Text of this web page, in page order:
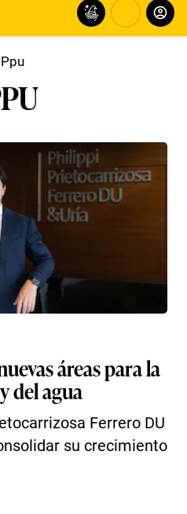
Ppu
áreas para la
del agua
Ferrero DU
su crecimiento